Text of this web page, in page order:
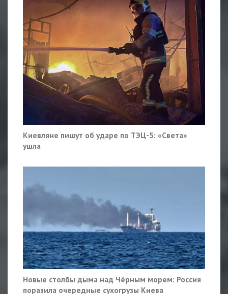
Киевляне пишут об ударе по ТЭЦ-5: «Света»
ушла
Новые столбы дыма над Чёрным морем: Россия
поразила очередные сухогрузы Киева